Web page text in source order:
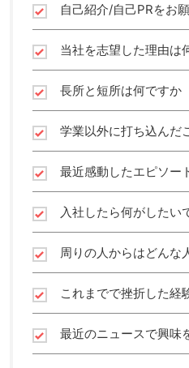
自己紹介/自己PRをお
当社を志望した理由は
長所と短所は何ですか
学業以外に打ち込んだ
最近感動したエピソー
入社したら何がしたい
周りの人からはどんな
これまでで挫折した経
最近のニュースで興味